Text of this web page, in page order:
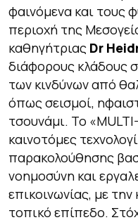
φαινόμενα και τους
περιοχή της
καθηγήτριας Dr
διάφορους κλάδους
των κινδύνων από
όπως σεισμοί,
τσουνάμι. Το
καινοτόμες
παρακολούθησης
νοημοσύνη και
επικοινωνίας, με
τοπικό επίπεδο.